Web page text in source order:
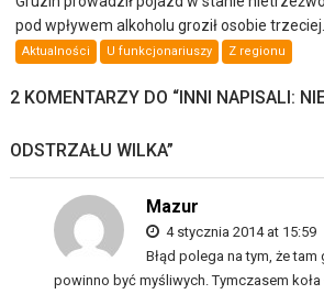
pod wpływem alkoholu groził osobie trzeciej.
Aktualności U funkcjonariuszy Z regionu
2 KOMENTARZY DO “INNI NAPISALI:
ODSTRZAŁU WILKA”
Mazur
4 stycznia 2014 at 15:59
Błąd polega na tym, że
powinno być myśliwych. Tymczasem